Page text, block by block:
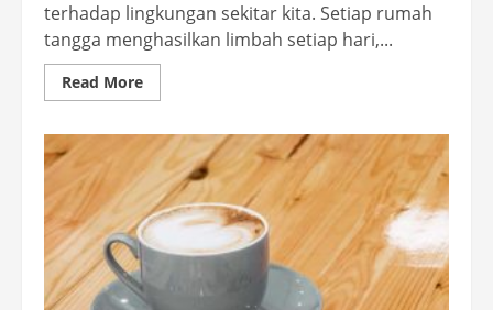
terhadap lingkungan sekitar kita. Setiap rumah
tangga menghasilkan limbah setiap hari,...
Read MoreRead
more
Limbah
Rumah
Tangga
Terhadap
Lingkungan